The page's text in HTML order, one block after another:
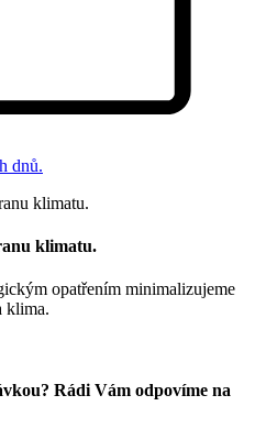
dnů.
klimatu.
opatřením minimalizujeme
klima.
Rádi Vám odpovíme na